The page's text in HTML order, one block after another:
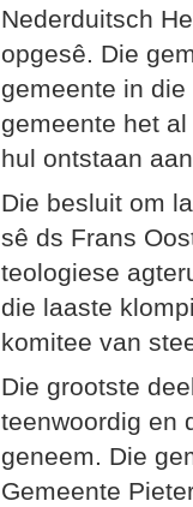
Nederduitsch
opgesê. Die
gemeente in die
gemeente het
hul ontstaan
Die besluit om
sê ds Frans
teologiese
die laaste
komitee van
Die grootste
teenwoordig en
geneem. Die
Gemeente